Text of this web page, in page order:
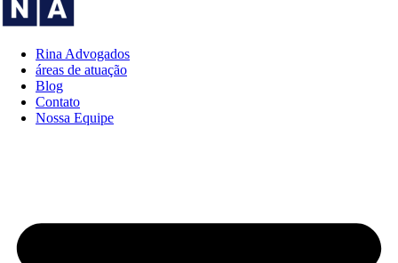
Rina Advogados
áreas de atuação
Blog
Contato
Nossa Equipe